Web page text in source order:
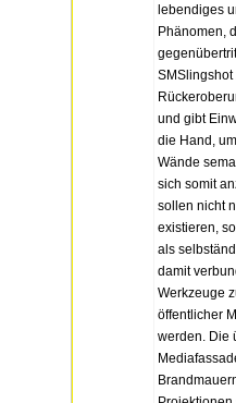
lebendiges
Phänomen,
SMSlingshot
und gibt
die Hand,
Wände
sich somit
sollen nicht
existieren,
als
damit
Werkzeuge
öffentlicher
werden. Die